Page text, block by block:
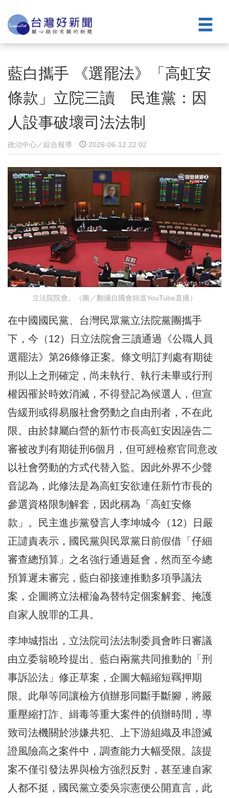
藍白攜手 《選罷法》「高虹安
條款」立院三讀 民進黨：因
人設事破壞司法法制
政治中心／綜合報導 2026-06-12 22:02
立法院院會。（圖／翻攝自國會頻道YouTube直播）
在中國國民黨、台灣民眾黨立法院黨團攜手
下，今（12）日立法院會三讀通過《公職人員
選罷法》第26條修正案。條文明訂判處有期徒
刑以上之刑確定，尚未執行、執行未畢或行刑
權因罹於時效消滅，不得登記為候選人，但宣
告緩刑或得易服社會勞動之自由刑者，不在此
限。由於隸屬白營的新竹市長高虹安因誣告二
審被改判有期徒刑6個月，但可經檢察官同意改
以社會勞動的方式代替入監。因此外界不少聲
音認為，此修法是為高虹安欲連任新竹市長的
參選資格限制解套，因此稱為「高虹安條
款」。民主進步黨發言人李坤城今（12）日嚴
正譴責表示，國民黨與民眾黨日前假借「仔細
審查總預算」之名強行通過延會，然而至今總
預算遲未審完，藍白卻接連推動多項爭議法
案，企圖將立法權淪為替特定個案解套、掩護
自家人脫罪的工具。
李坤城指出，立法院司法法制委員會昨日審議
由立委翁曉玲提出、藍白兩黨共同推動的「刑
事訴訟法」修正草案，企圖大幅縮短羈押期
限。此舉等同讓檢方偵辦形同斷手斷腳，將嚴
重壓縮打詐、緝毒等重大案件的偵辦時間，導
致司法機關於涉嫌共犯、上下游組織及串證滅
證風險高之案件中，調查能力大幅受限。該提
案不僅引發法界與檢方強烈反對，甚至連自家
人都不挺，國民黨立委吳宗憲便公開直言，此